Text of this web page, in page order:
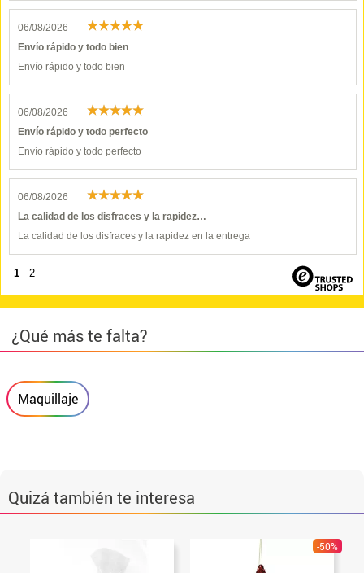
06/08/2026
Envío rápido y todo bien
Envío rápido y todo bien
06/08/2026
Envío rápido y todo perfecto
Envío rápido y todo perfecto
06/08/2026
La calidad de los disfraces y la rapidez…
La calidad de los disfraces y la rapidez en la entrega
1 2
¿Qué más te falta?
Maquillaje
Quizá también te interesa
-50%